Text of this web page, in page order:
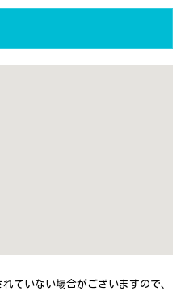
ていない場合がございますので、